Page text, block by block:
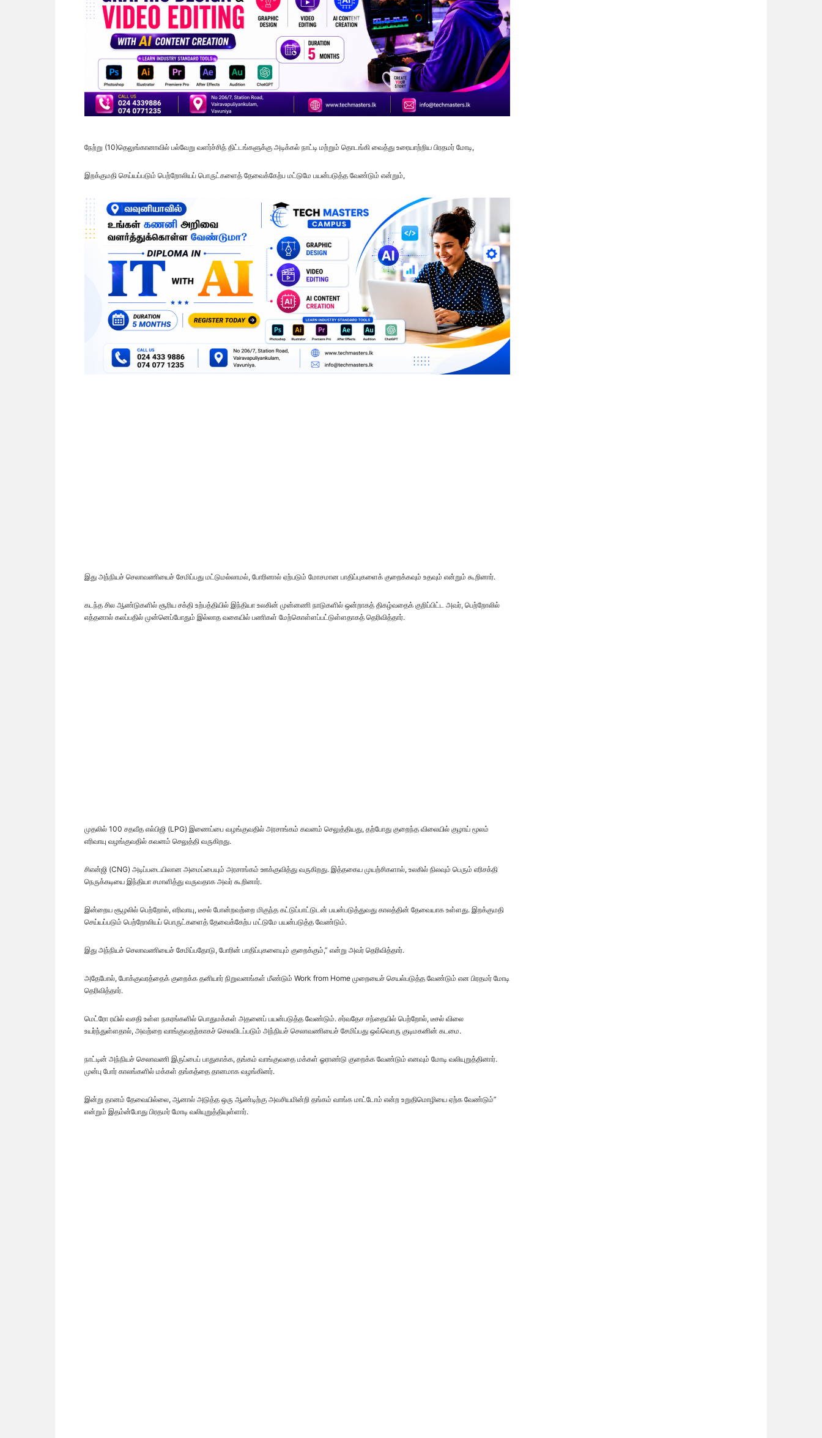
நேற்று (10)தெலுங்கானாவில் பல்வேறு வளர்ச்சித் திட்டங்களுக்கு அடிக்கல் நாட்டி மற்றும் தொடங்கி வைத்து உரையாற்றிய பிரதமர் மோடி,
இறக்குமதி செய்யப்படும் பெற்றோலியப் பொருட்களைத் தேவைக்கேற்ப மட்டுமே பயன்படுத்த வேண்டும் என்றும்,
இது அந்நியச் செலாவணியைச் சேமிப்பது மட்டுமல்லாமல், போரினால் ஏற்படும் மோசமான பாதிப்புகளைக் குறைக்கவும் உதவும் என்றும் கூறினார்.
கடந்த சில ஆண்டுகளில் சூரிய சக்தி உற்பத்தியில் இந்தியா உலகின் முன்னணி நாடுகளில் ஒன்றாகத் திகழ்வதைக் குறிப்பிட்ட அவர், பெற்றோலில்
எத்தனால் கலப்பதில் முன்னெப்போதும் இல்லாத வகையில் பணிகள் மேற்கொள்ளப்பட்டுள்ளதாகத் தெரிவித்தார்.
முதலில் 100 சதவீத எல்பிஜி (LPG) இணைப்பை வழங்குவதில் அரசாங்கம் கவனம் செலுத்தியது, தற்போது குறைந்த விலையில் குழாய் மூலம்
எரிவாயு வழங்குவதில் கவனம் செலுத்தி வருகிறது.
சிஎன்ஜி (CNG) அடிப்படையிலான அமைப்பையும் அரசாங்கம் ஊக்குவித்து வருகிறது. இத்தகைய முயற்சிகளால், உலகில் நிலவும் பெரும் எரிசக்தி
நெருக்கடியை இந்தியா சமாளித்து வருவதாக அவர் கூறினார்.
இன்றைய சூழலில் பெற்றோல், எரிவாயு, டீசல் போன்றவற்றை மிகுந்த கட்டுப்பாட்டுடன் பயன்படுத்துவது காலத்தின் தேவையாக உள்ளது. இறக்குமதி
செய்யப்படும் பெற்றோலியப் பொருட்களைத் தேவைக்கேற்ப மட்டுமே பயன்படுத்த வேண்டும்.
இது அந்நியச் செலாவணியைச் சேமிப்பதோடு, போரின் பாதிப்புகளையும் குறைக்கும்,” என்று அவர் தெரிவித்தார்.
அதேபோல், போக்குவரத்தைக் குறைக்க தனியார் நிறுவனங்கள் மீண்டும் Work from Home முறையைச் செயல்படுத்த வேண்டும் என பிரதமர் மோடி
தெரிவித்தார்.
மெட்ரோ ரயில் வசதி உள்ள நகரங்களில் பொதுமக்கள் அதனைப் பயன்படுத்த வேண்டும். சர்வதேச சந்தையில் பெற்றோல், டீசல் விலை
உயர்ந்துள்ளதால், அவற்றை வாங்குவதற்காகச் செலவிடப்படும் அந்நியச் செலாவணியைச் சேமிப்பது ஒவ்வொரு குடிமகனின் கடமை.
நாட்டின் அந்நியச் செலாவணி இருப்பைப் பாதுகாக்க, தங்கம் வாங்குவதை மக்கள் ஓராண்டு குறைக்க வேண்டும் எனவும் மோடி வலியுறுத்தினார்.
முன்பு போர் காலங்களில் மக்கள் தங்கத்தை தானமாக வழங்கினர்.
இன்று தானம் தேவையில்லை, ஆனால் அடுத்த ஒரு ஆண்டிற்கு அவசியமின்றி தங்கம் வாங்க மாட்டோம் என்ற உறுதிமொழியை ஏற்க வேண்டும்”
என்றும் இதம்ன்போது பிரதமர் மோடி வலியுறுத்தியுள்ளார்.